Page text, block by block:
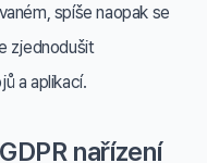
spíše naopak se
zjednodušit
a aplikací.
nařízení